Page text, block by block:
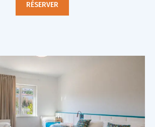
RÉSERVER